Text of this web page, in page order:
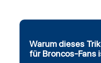
Warum dieses
für Broncos-Fans